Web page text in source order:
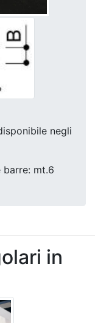
negli
barre: mt.6
in